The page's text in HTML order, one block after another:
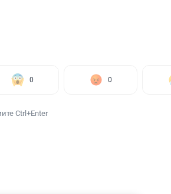
0 0
Ctrl+Enter